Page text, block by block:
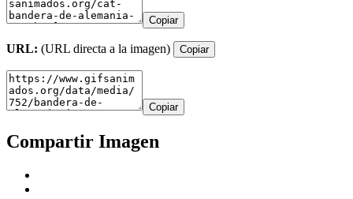
Copiar
URL: (URL directa a la imagen) Copiar
Copiar
Compartir Imagen